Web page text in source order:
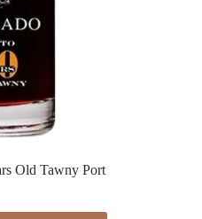
Old Tawny Port